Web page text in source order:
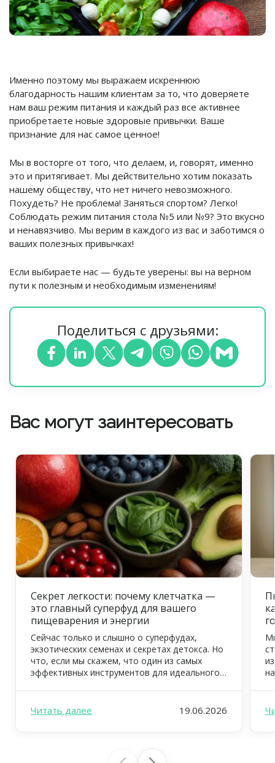
Именно поэтому мы выражаем искреннюю
благодарность нашим клиентам за то, что доверяете
нам ваш режим питания и каждый раз все активнее
приобретаете новые здоровые привычки. Ваше
признание для нас самое ценное!
Мы в восторге от того, что делаем, и, говорят, именно
это и притягивает. Мы действительно хотим показать
нашему обществу, что нет ничего невозможного.
Похудеть? Не проблема! Заняться спортом? Легко!
Соблюдать режим питания стола №5 или №9? Это вкусно
и ненавязчиво. Мы верим в каждого из вас и заботимся о
ваших полезных привычках!
Если выбираете нас — будьте уверены: вы на верном
пути к полезным и необходимым изменениям!
Поделиться с друзьями:
Вас могут заинтересовать
Секрет легкости: почему клетчатка —
это главный суперфуд для вашего
пищеварения и энергии
Сейчас только и слышно о суперфудах,
экзотических семенах и секретах детокса. Но
что, если мы скажем, что один из самых
эффективных инструментов для идеального
клетчатка, или пищевые волокна. В FOODEX
мы ежедневно заботимся о том, чтобы ваш
Читать далее 19.06.2026